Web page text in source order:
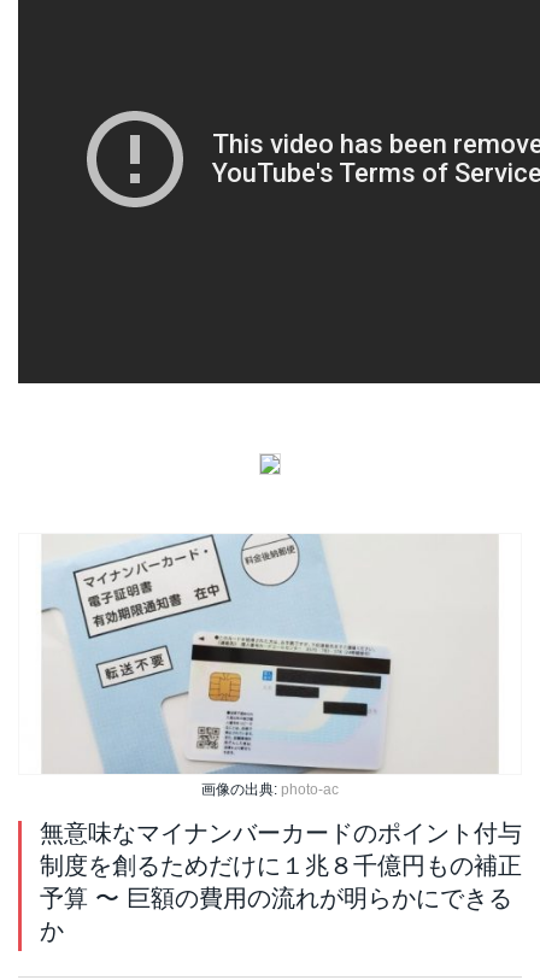
画像の出典: photo-ac
無意味なマイナンバーカードのポイント付与
制度を創るためだけに１兆８千億円もの補正
予算 〜 巨額の費用の流れが明らかにできる
か